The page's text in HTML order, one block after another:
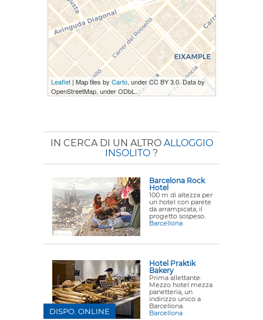
Leaflet| Map tiles by Carto, under CC BY 3.0. Data by
OpenStreetMap, under ODbL.
IN CERCA DI UN ALTRO ALLOGGIO
INSOLITO ?
Barcelona Rock
Hotel
100 m di altezza per
un hotel con parete
da arrampicata, il
progetto sospeso.
Barcellona
Hotel Praktik
Bakery
Prima allettante:
Mezzo hotel mezza
panetteria, un
indirizzo unico a
Barcellona.
Barcellona
DISPO. ONLINE